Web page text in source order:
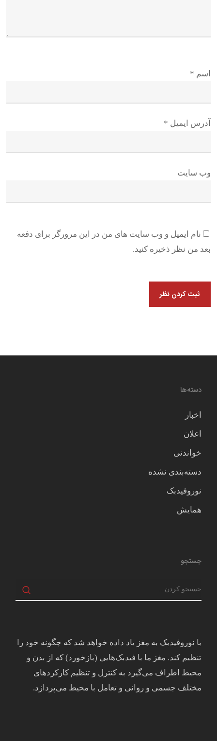
اسم *
آدرس ایمیل *
وب سایت
نام ایمیل و وب سایت های من در این مرورگر برای دفعه
بعد من نظر ذخیره کنید.
دسته‌ها
اخبار
اعلان
خواندنی
دسته‌بندی نشده
نوروفیدبک
همایش
جستجو
با نوروفیدبک به مغز ياد داده خواهد شد كه چگونه خود را
تنظيم كند. مغز ما با فيدبک‌هايی (بازخورد) که از بدن و
محيط اطراف می‌گيرد به کنترل و تنظيم کارکردهای
مختلف جسمی و روانی و تعامل با محيط می‌پردازد.